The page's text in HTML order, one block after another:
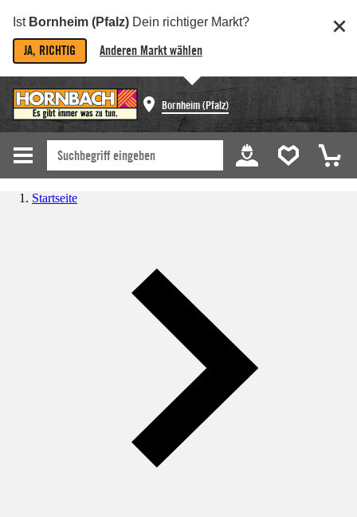
Ist Bornheim (Pfalz) Dein richtiger Markt?
JA, RICHTIG Anderen Markt wählen
Bornheim (Pfalz)
Startseite